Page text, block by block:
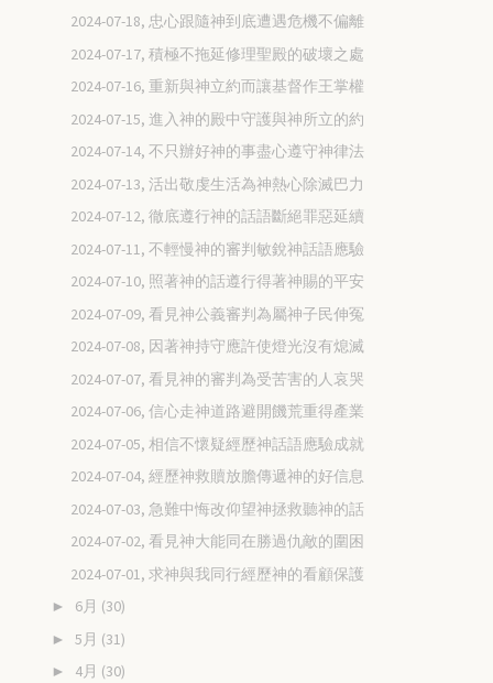
2024-07-18, 忠心跟隨神到底遭遇危機不偏離
2024-07-17, 積極不拖延修理聖殿的破壞之處
2024-07-16, 重新與神立約而讓基督作王掌權
2024-07-15, 進入神的殿中守護與神所立的約
2024-07-14, 不只辦好神的事盡心遵守神律法
2024-07-13, 活出敬虔生活為神熱心除滅巴力
2024-07-12, 徹底遵行神的話語斷絕罪惡延續
2024-07-11, 不輕慢神的審判敏銳神話語應驗
2024-07-10, 照著神的話遵行得著神賜的平安
2024-07-09, 看見神公義審判為屬神子民伸冤
2024-07-08, 因著神持守應許使燈光沒有熄滅
2024-07-07, 看見神的審判為受苦害的人哀哭
2024-07-06, 信心走神道路避開饑荒重得產業
2024-07-05, 相信不懷疑經歷神話語應驗成就
2024-07-04, 經歷神救贖放膽傳遞神的好信息
2024-07-03, 急難中悔改仰望神拯救聽神的話
2024-07-02, 看見神大能同在勝過仇敵的圍困
2024-07-01, 求神與我同行經歷神的看顧保護
► 6月 (30)
► 5月 (31)
► 4月 (30)